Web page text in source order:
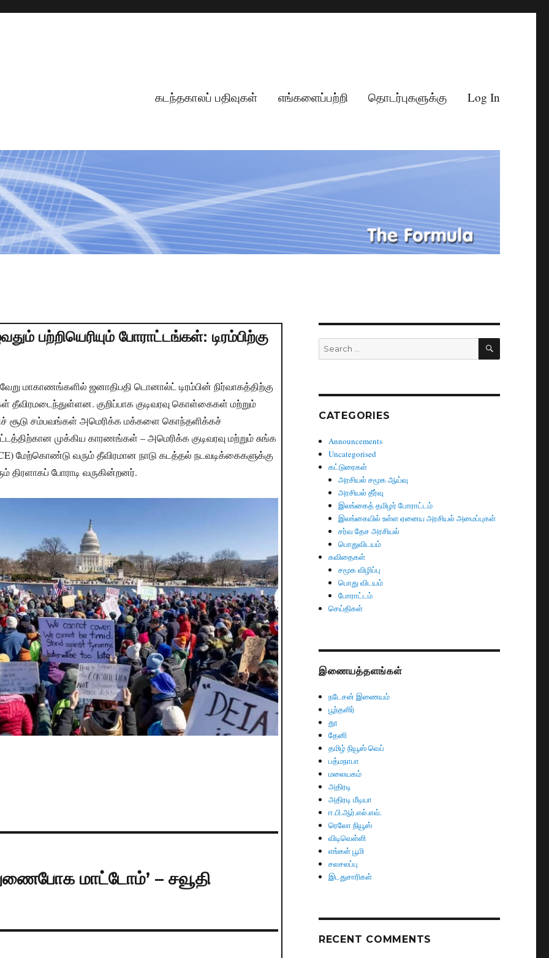
கடந்தகாலப் பதிவுகள் எங்களைப்பற்றி தொடர்புகளுக்கு Log In
பற்றியெரியும் போராட்டங்கள்: டிரம்பிற்கு
மாகாணங்களில் ஜனாதிபதி டொனால்ட் டிரம்பின் நிர்வாகத்திற்கு
தீவிரமடைந்துள்ளன. குறிப்பாக குடிவரவு கொள்கைகள் மற்றும்
சூடு சம்பவங்கள் அமெரிக்க மக்களை கொந்தளிக்கச்
முக்கிய காரணங்கள் – அமெரிக்க குடிவரவு மற்றும் சுங்க
மேற்கொண்டு வரும் தீவிரமான நாடு கடத்தல் நடவடிக்கைகளுக்கு
திரளாகப் போராடி வருகின்றனர்.
மாட்டோம்’ – சவூதி
Search
for:
SEARCH
CATEGORIES
Announcements
Uncategorised
கட்டுரைகள்
அரசியல் சமூக ஆய்வு
அரசியல் தீர்வு
இலங்கைத் தமிழர் போராட்டம்
இலங்கையில் உள்ள ஏனைய அரசியல் அமைப்புகள்
சர்வ தேச அரசியல்
பொதுவிடயம்
கவிதைகள்
சமூக விழிப்பு
பொது விடயம்
போராட்டம்
செய்திகள்
இணையத்தளங்கள்
நடேசன் இணையம்
பூந்தளிர்
தூ
தேனி
தமிழ் நியூஸ் வெப்
பத்மநாபா
மலையகம்
அதிரடி
அதிரடி மீடியா
ஈ.பி.ஆர்.எல்.எவ்.
ரெலோ நியூஸ்
விடிவெள்ளி
எங்கள் பூமி
சலசலப்பு
இடதுசாரிகள்
RECENT COMMENTS